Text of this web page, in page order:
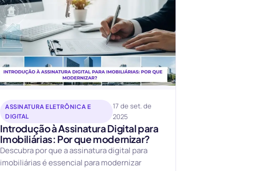
ASSINATURA ELETRÔNICA E
DIGITAL
17 de set. de
2025
Introdução à Assinatura Digital para
Imobiliárias: Por que modernizar?
Descubra por que a assinatura digital para
imobiliárias é essencial para modernizar